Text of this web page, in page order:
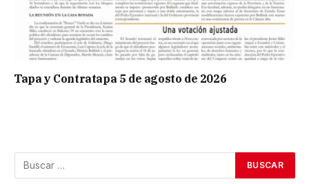
Tapa y Contratapa 5 de agosto de 2026